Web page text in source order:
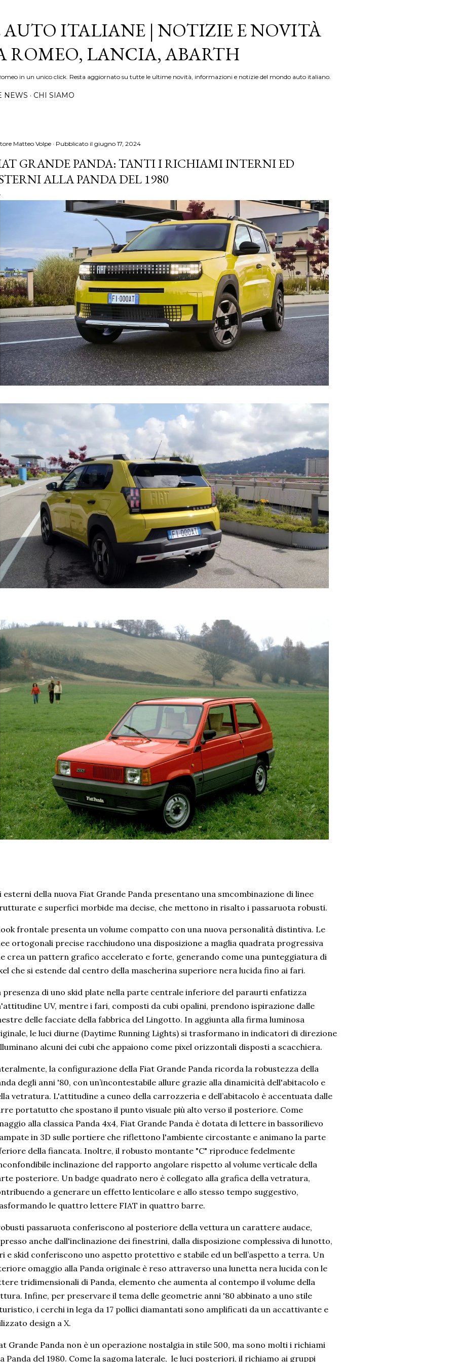
AUTO ITALIANE | NOTIZIE E NOVITÀ
ROMEO, LANCIA, ABARTH
in un unico click. Resta aggiornato su tutte le ultime novità, informazioni e notizie del mondo auto italiano.
NEWS CHI SIAMO
Matteo Volpe Pubblicato il giugno 17, 2024
GRANDE PANDA: TANTI I RICHIAMI INTERNI ED
ALLA PANDA DEL 1980
esterni della nuova Fiat Grande Panda presentano una smcombinazione di linee
e superfici morbide ma decise, che mettono in risalto i passaruota robusti.
frontale presenta un volume compatto con una nuova personalità distintiva. Le
ortogonali precise racchiudono una disposizione a maglia quadrata progressiva
crea un pattern grafico accelerato e forte, generando come una punteggiatura di
che si estende dal centro della mascherina superiore nera lucida fino ai fari.
presenza di uno skid plate nella parte centrale inferiore del paraurti enfatizza
UV, mentre i fari, composti da cubi opalini, prendono ispirazione dalle
delle facciate della fabbrica del Lingotto. In aggiunta alla firma luminosa
le luci diurne (Daytime Running Lights) si trasformano in indicatori di direzione
alcuni dei cubi che appaiono come pixel orizzontali disposti a scacchiera.
la configurazione della Fiat Grande Panda ricorda la robustezza della
degli anni '80, con un’incontestabile allure grazie alla dinamicità dell'abitacolo e
vetratura. L'attitudine a cuneo della carrozzeria e dell’abitacolo è accentuata dalle
portatutto che spostano il punto visuale più alto verso il posteriore. Come
alla classica Panda 4x4, Fiat Grande Panda è dotata di lettere in bassorilievo
in 3D sulle portiere che riflettono l'ambiente circostante e animano la parte
della fiancata. Inoltre, il robusto montante "C" riproduce fedelmente
inclinazione del rapporto angolare rispetto al volume verticale della
posteriore. Un badge quadrato nero è collegato alla grafica della vetratura,
a generare un effetto lenticolare e allo stesso tempo suggestivo,
le quattro lettere FIAT in quattro barre.
passaruota conferiscono al posteriore della vettura un carattere audace,
anche dall'inclinazione dei finestrini, dalla disposizione complessiva di lunotto,
e skid conferiscono uno aspetto protettivo e stabile ed un bell’aspetto a terra. Un
omaggio alla Panda originale è reso attraverso una lunetta nera lucida con le
tridimensionali di Panda, elemento che aumenta al contempo il volume della
Infine, per preservare il tema delle geometrie anni '80 abbinato a uno stile
i cerchi in lega da 17 pollici diamantati sono amplificati da un accattivante e
design a X.
Grande Panda non è un operazione nostalgia in stile 500, ma sono molti i richiami
Panda del 1980. Come la sagoma laterale, le luci posteriori, il richiamo ai gruppi